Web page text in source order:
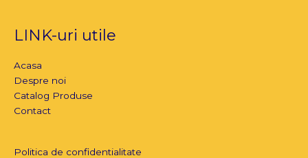
LINK-uri utile
Acasa
Despre noi
Catalog Produse
Contact
Politica de confidentialitate